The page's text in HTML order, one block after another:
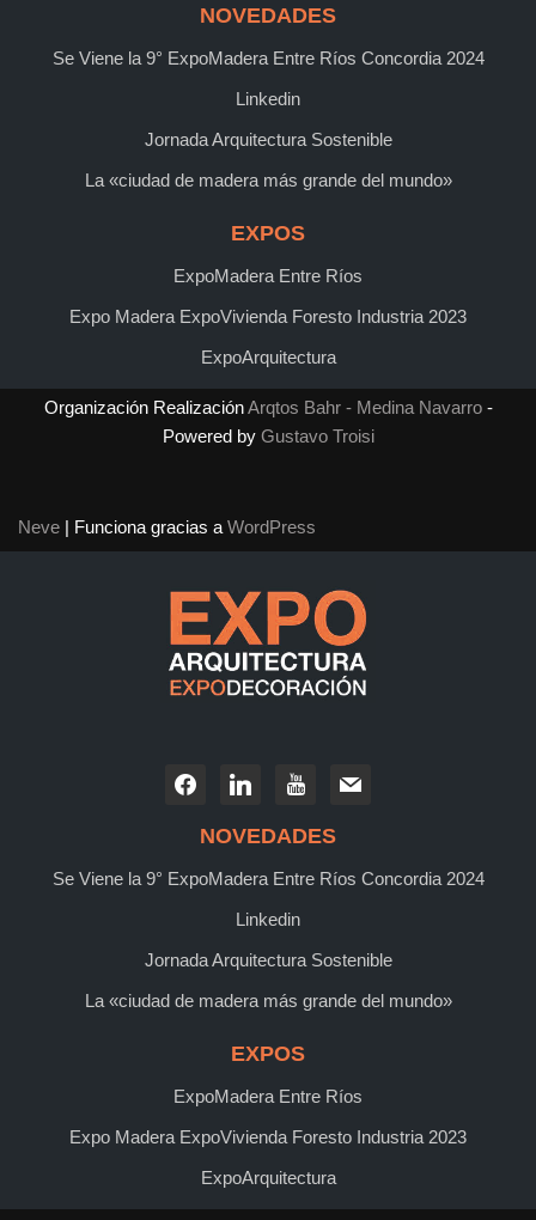
NOVEDADES
Se Viene la 9° ExpoMadera Entre Ríos Concordia 2024
Linkedin
Jornada Arquitectura Sostenible
La «ciudad de madera más grande del mundo»
EXPOS
ExpoMadera Entre Ríos
Expo Madera ExpoVivienda Foresto Industria 2023
ExpoArquitectura
Organización RealizaciónArqtos Bahr - Medina Navarro-
Powered by Gustavo Troisi
Neve | Funciona gracias aWordPress
NOVEDADES
Se Viene la 9° ExpoMadera Entre Ríos Concordia 2024
Linkedin
Jornada Arquitectura Sostenible
La «ciudad de madera más grande del mundo»
EXPOS
ExpoMadera Entre Ríos
Expo Madera ExpoVivienda Foresto Industria 2023
ExpoArquitectura